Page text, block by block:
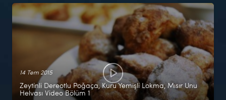
14 Tem 2015
Zeytinli Dereotlu Poğaça, Kuru Yemişli Lokma, Mısır Unu
Helvası Video Bölüm 1